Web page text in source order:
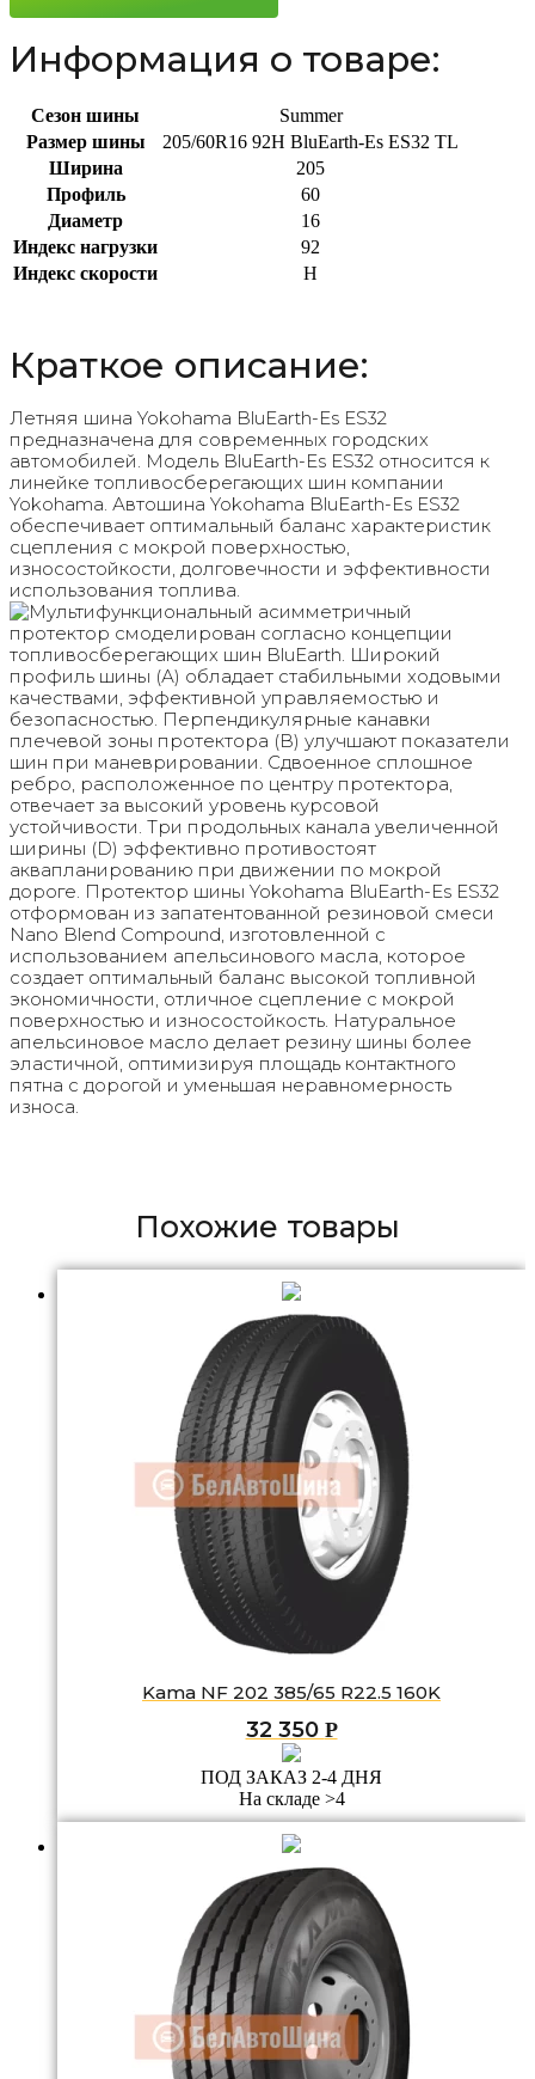
92H
Информация о товаре:
Сезон шины
Summer
Размер шины
205/60R16 92H BluEarth-Es ES32 TL
Ширина
205
Профиль
60
Диаметр
16
Индекс нагрузки
92
Индекс скорости
H
Краткое описание:
Летняя шина Yokohama BluEarth-Es ES32
предназначена для современных городских
автомобилей. Модель BluEarth-Es ES32 относится к
линейке топливосберегающих шин компании
Yokohama. Автошина Yokohama BluEarth-Es ES32
обеспечивает оптимальный баланс характеристик
сцепления с мокрой поверхностью,
износостойкости, долговечности и эффективности
использования топлива.
Мультифункциональный асимметричный
протектор смоделирован согласно концепции
топливосберегающих шин BluEarth. Широкий
профиль шины (А) обладает стабильными ходовыми
качествами, эффективной управляемостью и
безопасностью. Перпендикулярные канавки
плечевой зоны протектора (B) улучшают показатели
шин при маневрировании. Сдвоенное сплошное
ребро, расположенное по центру протектора,
отвечает за высокий уровень курсовой
устойчивости. Три продольных канала увеличенной
ширины (D) эффективно противостоят
аквапланированию при движении по мокрой
дороге. Протектор шины Yokohama BluEarth-Es ES32
отформован из запатентованной резиновой смеси
Nano Blend Compound, изготовленной с
использованием апельсинового масла, которое
создает оптимальный баланс высокой топливной
экономичности, отличное сцепление с мокрой
поверхностью и износостойкость. Натуральное
апельсиновое масло делает резину шины более
эластичной, оптимизируя площадь контактного
пятна с дорогой и уменьшая неравномерность
износа.
Похожие товары
Kama NF 202 385/65 R22.5 160K
32 350 Р
ПОД ЗАКАЗ 2-4 ДНЯ
На складе >4